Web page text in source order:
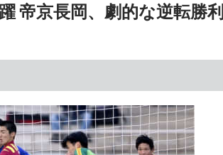
帝京長岡、劇的な逆転勝利